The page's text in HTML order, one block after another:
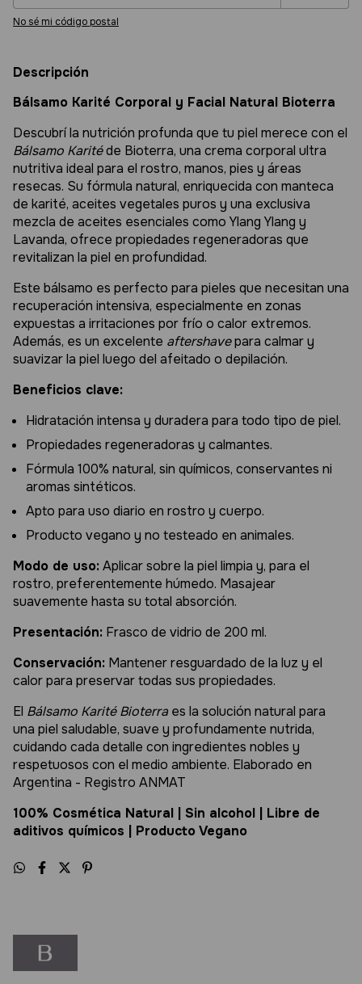
No sé mi código postal
Descripción
Bálsamo Karité Corporal y Facial Natural Bioterra
Descubrí la nutrición profunda que tu piel merece con el
Bálsamo Karitéde Bioterra, una crema corporal ultra
nutritiva ideal para el rostro, manos, pies y áreas
resecas. Su fórmula natural, enriquecida con manteca
de karité, aceites vegetales puros y una exclusiva
mezcla de aceites esenciales como Ylang Ylang y
Lavanda, ofrece propiedades regeneradoras que
revitalizan la piel en profundidad.
Este bálsamo es perfecto para pieles que necesitan una
recuperación intensiva, especialmente en zonas
expuestas a irritaciones por frío o calor extremos.
Además, es un excelente aftershavepara calmar y
suavizar la piel luego del afeitado o depilación.
Beneficios clave:
Hidratación intensa y duradera para todo tipo de piel.
Propiedades regeneradoras y calmantes.
Fórmula 100% natural, sin químicos, conservantes ni
aromas sintéticos.
Apto para uso diario en rostro y cuerpo.
Producto vegano y no testeado en animales.
Modo de uso:Aplicar sobre la piel limpia y, para el
rostro, preferentemente húmedo. Masajear
suavemente hasta su total absorción.
Presentación: Frasco de vidrio de 200 ml.
Conservación: Mantener resguardado de la luz y el
calor para preservar todas sus propiedades.
El Bálsamo Karité Bioterra es la solución natural para
una piel saludable, suave y profundamente nutrida,
cuidando cada detalle con ingredientes nobles y
respetuosos con el medio ambiente. Elaborado en
Argentina - Registro ANMAT
100% Cosmética Natural | Sin alcohol | Libre de
aditivos químicos | Producto Vegano